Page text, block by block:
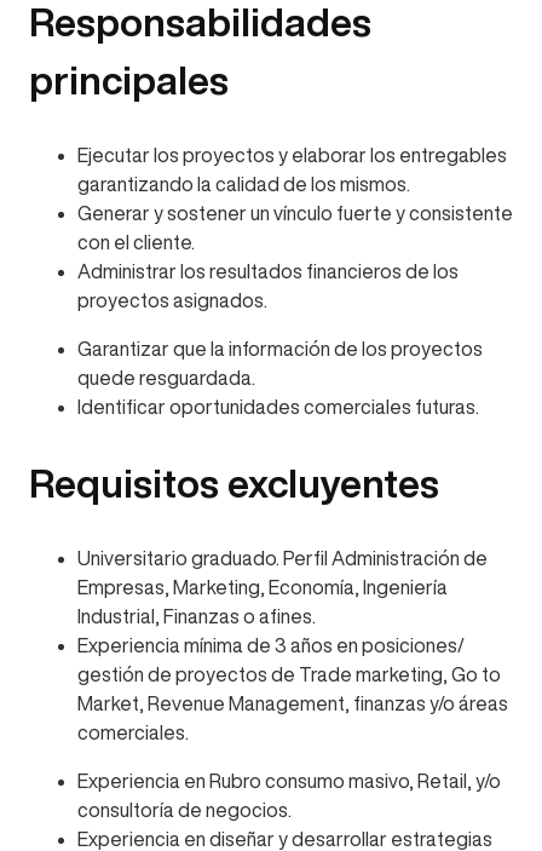
Responsabilidades
principales
Ejecutar los proyectos y elaborar los entregables
garantizando la calidad de los mismos.
Generar y sostener un vínculo fuerte y consistente
con el cliente.
Administrar los resultados financieros de los
proyectos asignados.
Garantizar que la información de los proyectos
quede resguardada.
Identificar oportunidades comerciales futuras.
Requisitos excluyentes
Universitario graduado. Perfil Administración de
Empresas, Marketing, Economía, Ingeniería
Industrial, Finanzas o afines.
Experiencia mínima de 3 años en posiciones/
gestión de proyectos de Trade marketing, Go to
Market, Revenue Management, finanzas y/o áreas
comerciales.
Experiencia en Rubro consumo masivo, Retail, y/o
consultoría de negocios.
Experiencia en diseñar y desarrollar estrategias